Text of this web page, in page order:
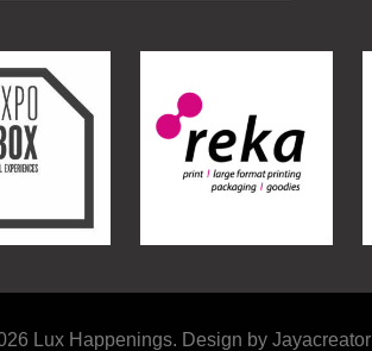
Lux Happenings. Design by Jayacreator